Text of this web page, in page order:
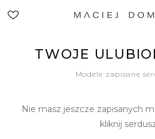
TWOJE
Modele zapisane
Nie masz jeszcze zapisanych
kliknij